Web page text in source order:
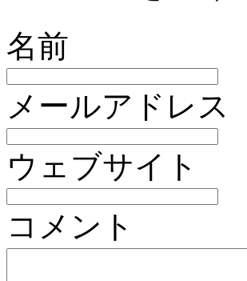
名前
メールアドレス
ウェブサイト
コメント